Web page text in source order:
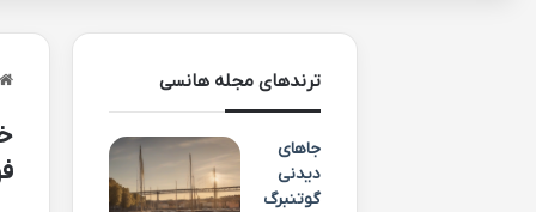
ترندهای مجله هانسی
جاهای
دیدنی
گوتنبرگ